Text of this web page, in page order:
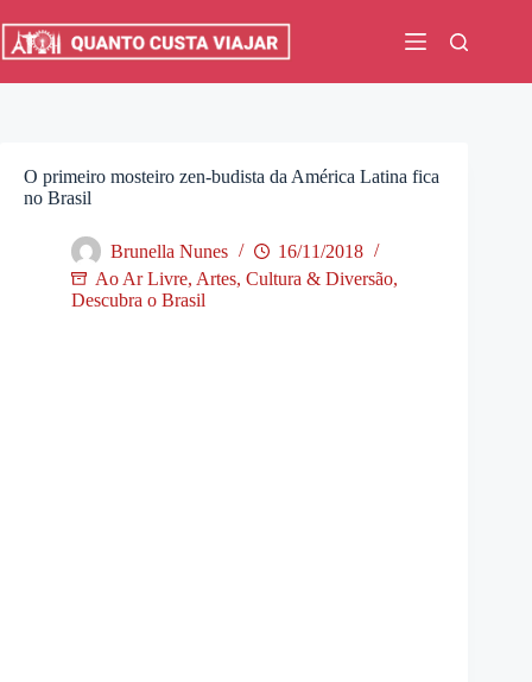
para
O primeiro mosteiro zen-budista da América Latina fica
no Brasil
Brunella Nunes
16/11/2018
Ao Ar Livre, Artes, Cultura & Diversão,
Descubra o Brasil